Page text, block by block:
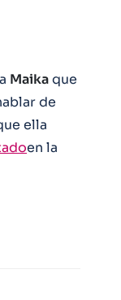
Maikaque
de
ella
en la